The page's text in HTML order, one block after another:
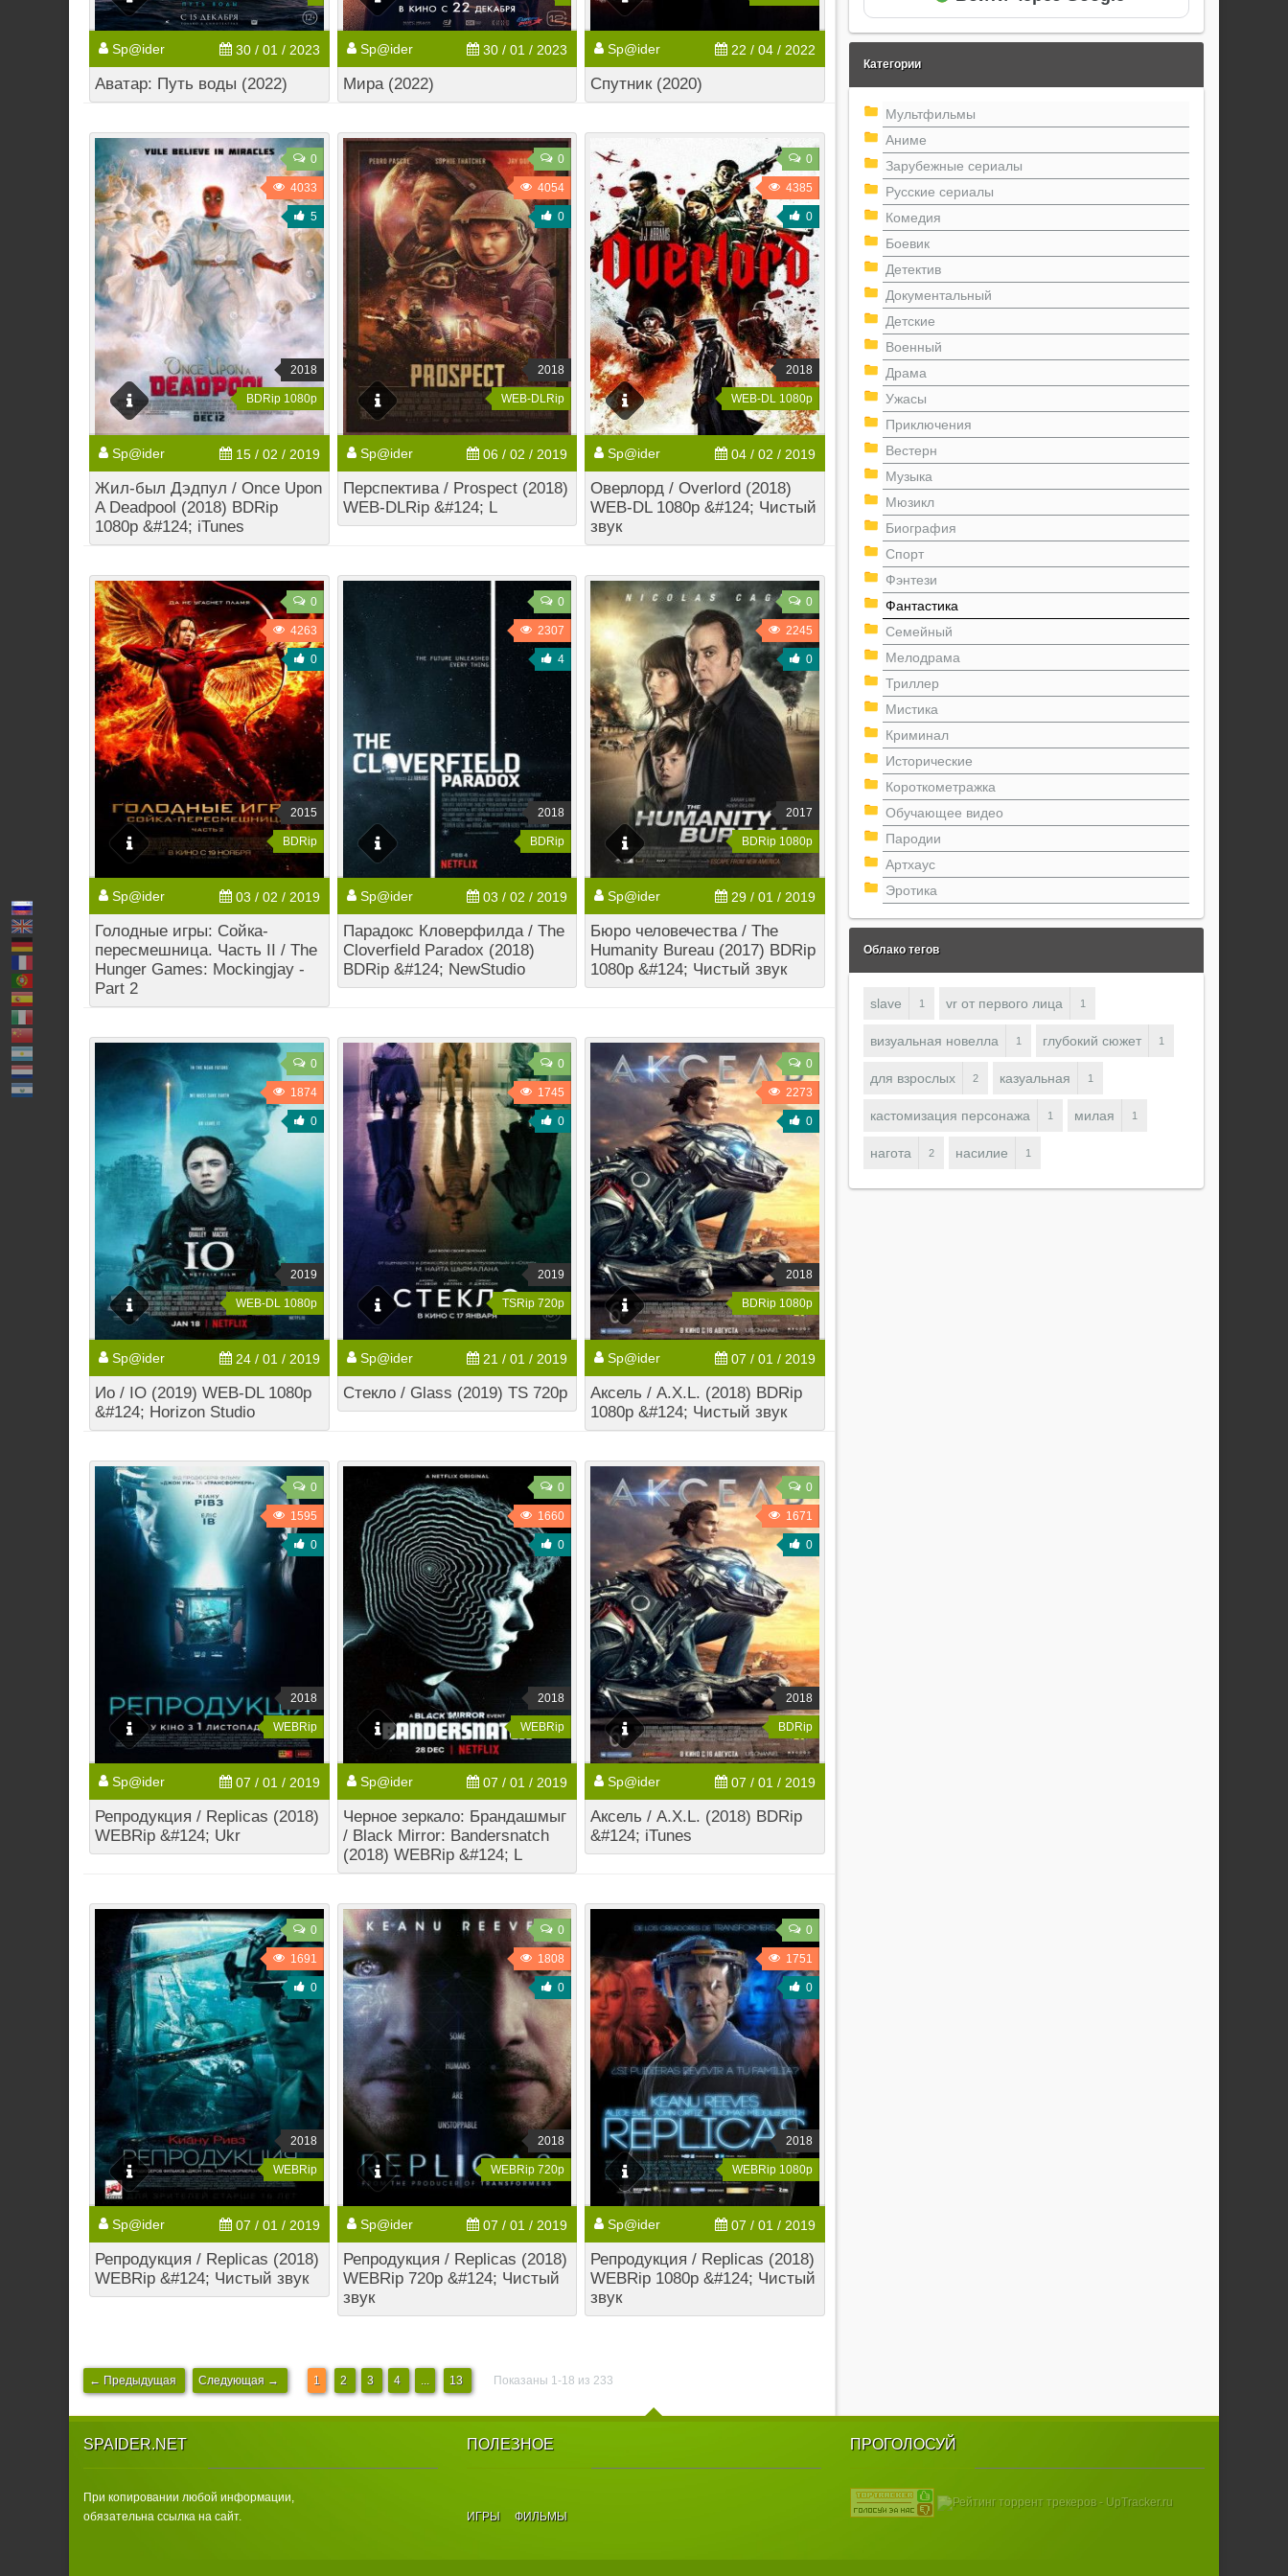
Sp@ider 30 / 01 / 2023
Аватар: Путь воды (2022)
Sp@ider 30 / 01 / 2023
Мира (2022)
Sp@ider 22 / 04 / 2022
Спутник (2020)
0
4033
5
2018
BDRip 1080p
Sp@ider 15 / 02 / 2019
Жил-был Дэдпул / Once Upon
A Deadpool (2018) BDRip
1080p &#124; iTunes
0
4054
0
2018
WEB-DLRip
Sp@ider 06 / 02 / 2019
Перспектива / Prospect (2018)
WEB-DLRip &#124; L
0
4385
0
2018
WEB-DL 1080p
Sp@ider 04 / 02 / 2019
Оверлорд / Overlord (2018)
WEB-DL 1080p &#124; Чистый
звук
0
4263
0
2015
BDRip
Sp@ider 03 / 02 / 2019
Голодные игры: Сойка-
пересмешница. Часть II / The
Hunger Games: Mockingjay -
Part 2
0
2307
4
2018
BDRip
Sp@ider 03 / 02 / 2019
Парадокс Кловерфилда / The
Cloverfield Paradox (2018)
BDRip &#124; NewStudio
0
2245
0
2017
BDRip 1080p
Sp@ider 29 / 01 / 2019
Бюро человечества / The
Humanity Bureau (2017) BDRip
1080p &#124; Чистый звук
0
1874
0
2019
WEB-DL 1080p
Sp@ider 24 / 01 / 2019
Ио / IO (2019) WEB-DL 1080p
&#124; Horizon Studio
0
1745
0
2019
TSRip 720p
Sp@ider 21 / 01 / 2019
Стекло / Glass (2019) TS 720p
0
2273
0
2018
BDRip 1080p
Sp@ider 07 / 01 / 2019
Аксель / A.X.L. (2018) BDRip
1080p &#124; Чистый звук
0
1595
0
2018
WEBRip
Sp@ider 07 / 01 / 2019
Репродукция / Replicas (2018)
WEBRip &#124; Ukr
0
1660
0
2018
WEBRip
Sp@ider 07 / 01 / 2019
Черное зеркало: Брандашмыг
/ Black Mirror: Bandersnatch
(2018) WEBRip &#124; L
0
1671
0
2018
BDRip
Sp@ider 07 / 01 / 2019
Аксель / A.X.L. (2018) BDRip
&#124; iTunes
0
1691
0
2018
WEBRip
Sp@ider 07 / 01 / 2019
Репродукция / Replicas (2018)
WEBRip &#124; Чистый звук
0
1808
0
2018
WEBRip 720p
Sp@ider 07 / 01 / 2019
Репродукция / Replicas (2018)
WEBRip 720p &#124; Чистый
звук
0
1751
0
2018
WEBRip 1080p
Sp@ider 07 / 01 / 2019
Репродукция / Replicas (2018)
WEBRip 1080p &#124; Чистый
звук
← Предыдущая Следующая → 1 2 3 4 ... 13 Показаны 1-18 из 233
Категории
Мультфильмы
Аниме
Зарубежные сериалы
Русские сериалы
Комедия
Боевик
Детектив
Документальный
Детские
Военный
Драма
Ужасы
Приключения
Вестерн
Музыка
Мюзикл
Биография
Спорт
Фэнтези
Фантастика
Семейный
Мелодрама
Триллер
Мистика
Криминал
Исторические
Короткометражка
Обучающее видео
Пародии
Артхаус
Эротика
Облако тегов
slave 1 vr от первого лица 1
визуальная новелла 1 глубокий сюжет 1
для взрослых 2 казуальная 1
кастомизация персонажа 1 милая 1
нагота 2 насилие 1
SPAIDER.NET
При копировании любой информации,
обязательна ссылка на сайт.
ПОЛЕЗНОЕ
ИГРЫ ФИЛЬМЫ
ПРОГОЛОСУЙ